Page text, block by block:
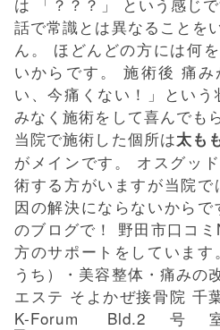
話で常識とは異なることを
ん。 ほどんどの方には何
いからです。 施術後 痛
い、今痛くない！」とい
みなく施術をして喜んでも
当院で施術した個所は太も
がメインです。 オスグッ
術する方がいますが当院
因の解決にならないから
のブログで！ 野田市口コ
方のサポートをしていま
うち）・美容整体・痛みの
エステ そよかぜ接骨院 千
K-Forum Bld.2号